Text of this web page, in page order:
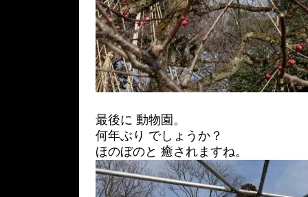
最後に 動物園。
何年ぶり でしょうか？
ほのぼのと 癒されますね。